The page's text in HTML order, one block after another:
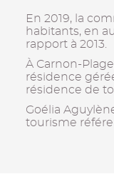
En 2019, la
habitants, en
rapport à 2013.
À Carnon-
résidence
résidence de
Goélia
tourisme